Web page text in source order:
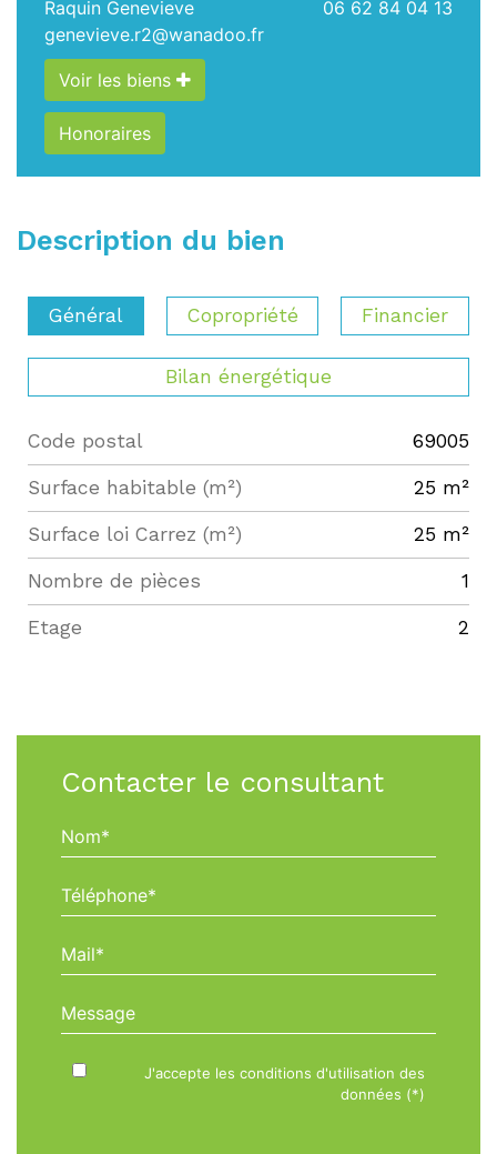
Raquin Genevieve
06 62 84 04 13
genevieve.r2@wanadoo.fr
Voir les biens
Honoraires
Description du bien
Général Copropriété Financier
Bilan énergétique
Label Value
Code postal 69005
Surface habitable (m²) 25 m²
Surface loi Carrez (m²) 25 m²
Nombre de pièces 1
Etage 2
Contacter le consultant
Nom*
Téléphone*
Mail*
Message
J'accepte les conditions d'utilisation des
données (*)